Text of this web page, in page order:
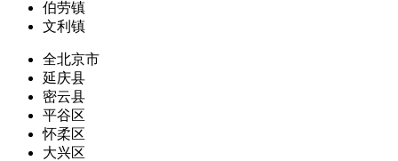
伯劳镇
文利镇
全北京市
延庆县
密云县
平谷区
怀柔区
大兴区